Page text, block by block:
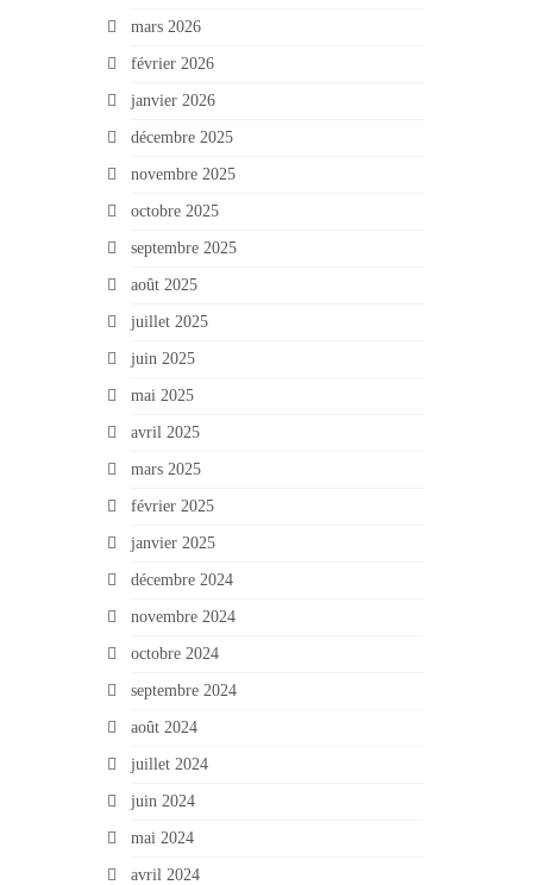
mars 2026
février 2026
janvier 2026
décembre 2025
novembre 2025
octobre 2025
septembre 2025
août 2025
juillet 2025
juin 2025
mai 2025
avril 2025
mars 2025
février 2025
janvier 2025
décembre 2024
novembre 2024
octobre 2024
septembre 2024
août 2024
juillet 2024
juin 2024
mai 2024
avril 2024